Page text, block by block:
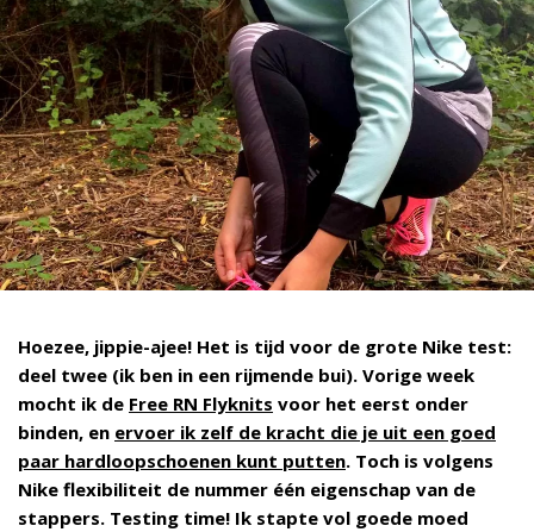
Hoezee, jippie-ajee! Het is tijd voor de grote Nike test:
deel twee (ik ben in een rijmende bui). Vorige week
mocht ik de Free RN Flyknits voor het eerst onder
binden, en ervoer ik zelf de kracht die je uit een goed
paar hardloopschoenen kunt putten. Toch is volgens
Nike flexibiliteit de nummer één eigenschap van de
stappers. Testing time! Ik stapte vol goede moed